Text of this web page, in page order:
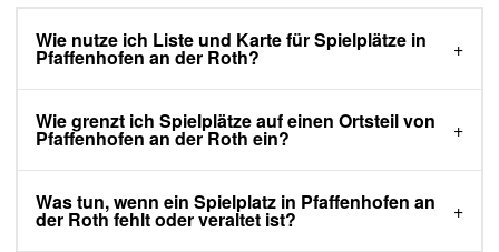
Wie nutze ich Liste und Karte für Spielplätze in
Pfaffenhofen an der Roth?
Wie grenzt ich Spielplätze auf einen Ortsteil von
Pfaffenhofen an der Roth ein?
Was tun, wenn ein Spielplatz in Pfaffenhofen an
der Roth fehlt oder veraltet ist?